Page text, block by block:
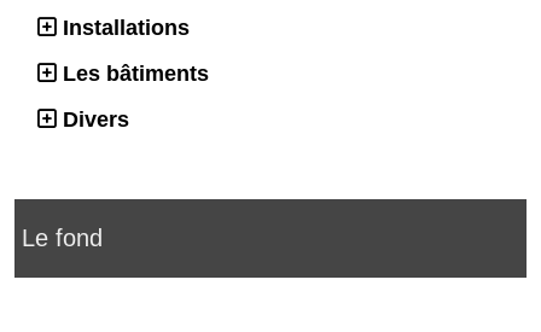
Installations
Les bâtiments
Divers
Le fond